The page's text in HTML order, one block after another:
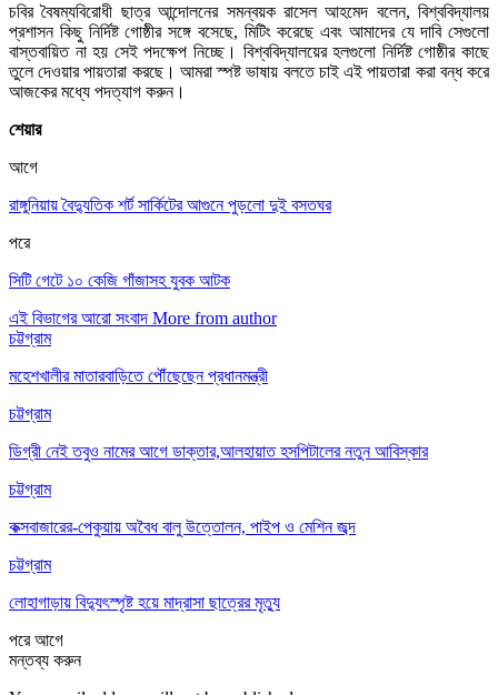
চবির বৈষম্যবিরোধী ছাত্র আন্দোলনের সমন্বয়ক রাসেল আহমেদ বলেন, বিশ্ববিদ্যালয়
প্রশাসন কিছু নির্দিষ্ট গোষ্ঠীর সঙ্গে বসেছে, মিটিং করেছে এবং আমাদের যে দাবি সেগুলো
বাস্তবায়িত না হয় সেই পদক্ষেপ নিচ্ছে। বিশ্ববিদ্যালয়ের হলগুলো নির্দিষ্ট গোষ্ঠীর কাছে
তুলে দেওয়ার পায়তারা করছে। আমরা স্পষ্ট ভাষায় বলতে চাই এই পায়তারা করা বন্ধ করে
আজকের মধ্যে পদত্যাগ করুন।
শেয়ার
আগে
রাঙ্গুনিয়ায় বৈদ্যুতিক শর্ট সার্কিটের আগুনে পুড়লো দুই বসতঘর
পরে
সিটি গেটে ১০ কেজি গাঁজাসহ যুবক আটক
এই বিভাগের আরো সংবাদ More from author
চট্টগ্রাম
মহেশখালীর মাতারবাড়িতে পৌঁছেছেন প্রধানমন্ত্রী
চট্টগ্রাম
ডিগ্রী নেই তবুও নামের আগে ডাক্তার,আলহায়াত হসপিটালের নতুন আবিস্কার
চট্টগ্রাম
কক্সবাজারের-পেকুয়ায় অবৈধ বালু উত্তোলন, পাইপ ও মেশিন জব্দ
চট্টগ্রাম
লোহাগাড়ায় বিদ্যুৎস্পৃষ্ট হয়ে মাদ্রাসা ছাত্রের মৃত্যু
পরেআগে
মন্তব্য করুন